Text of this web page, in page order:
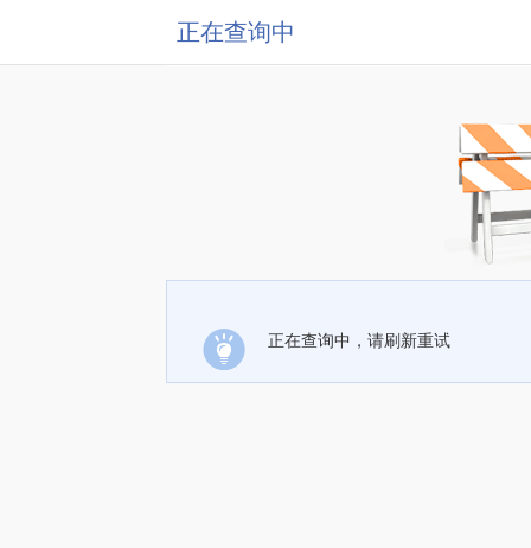
正在查询中
正在查询中，请刷新重试